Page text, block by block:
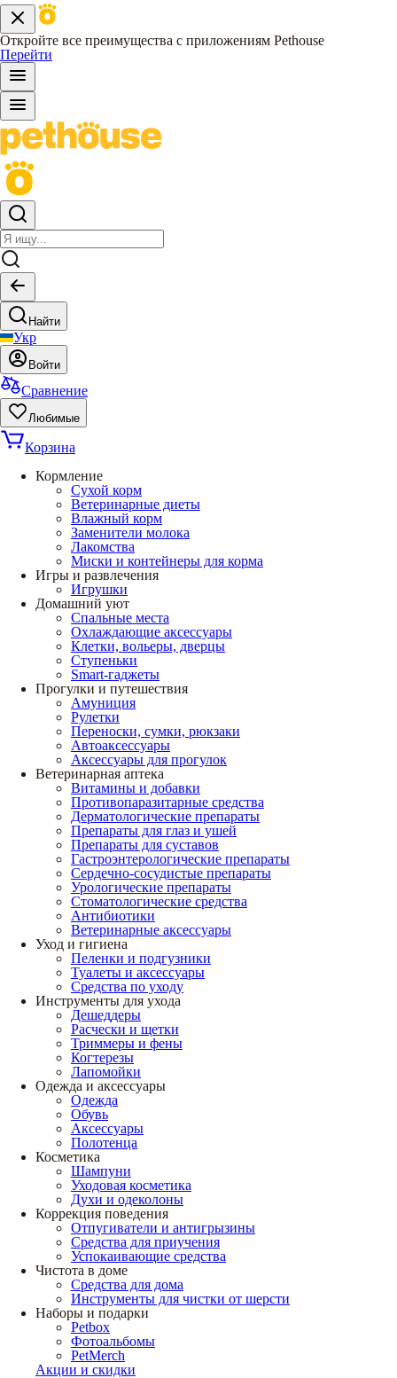
Откройте все преимущества с приложениям Pethouse
Перейти
Найти
Укр
Войти
Сравнение
Любимые
Корзина
Кормление
Сухой корм
Ветеринарные диеты
Влажный корм
Заменители молока
Лакомства
Миски и контейнеры для корма
Игры и развлечения
Игрушки
Домашний уют
Спальные места
Охлаждающие аксессуары
Клетки, вольеры, дверцы
Ступеньки
Smart-гаджеты
Прогулки и путешествия
Амуниция
Рулетки
Переноски, сумки, рюкзаки
Автоаксессуары
Аксессуары для прогулок
Ветеринарная аптека
Витамины и добавки
Противопаразитарные средства
Дерматологические препараты
Препараты для глаз и ушей
Препараты для суставов
Гастроэнтерологические препараты
Сердечно-сосудистые препараты
Урологические препараты
Стоматологические средства
Антибиотики
Ветеринарные аксессуары
Уход и гигиена
Пеленки и подгузники
Туалеты и аксессуары
Средства по уходу
Инструменты для ухода
Дешеддеры
Расчески и щетки
Триммеры и фены
Когтерезы
Лапомойки
Одежда и аксессуары
Одежда
Обувь
Аксессуары
Полотенца
Косметика
Шампуни
Уходовая косметика
Духи и одеколоны
Коррекция поведения
Отпугиватели и антигрызины
Средства для приучения
Успокаивающие средства
Чистота в доме
Средства для дома
Инструменты для чистки от шерсти
Наборы и подарки
Petbox
Фотоальбомы
PetMerch
Акции и скидки